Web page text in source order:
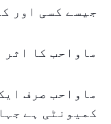
جیسے کسی اور
ماواحب کا اثر
ماواحب صرف
کمیونٹی ہے